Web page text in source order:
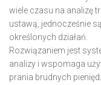
wiele czasu na analizę
ustawą, jednocześnie
określonych działań.
Rozwiązaniem jest
analizy i wspomaga
prania brudnych